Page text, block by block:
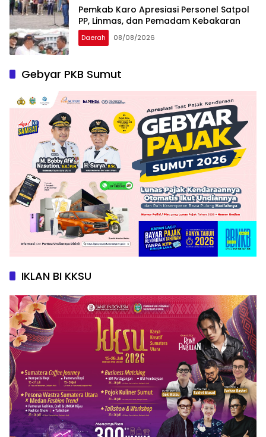
Pemkab Karo Apresiasi Personel Satpol
PP, Linmas, dan Pemadam Kebakaran
Daerah 08/08/2026
Gebyar PKB Sumut
IKLAN BI KKSU